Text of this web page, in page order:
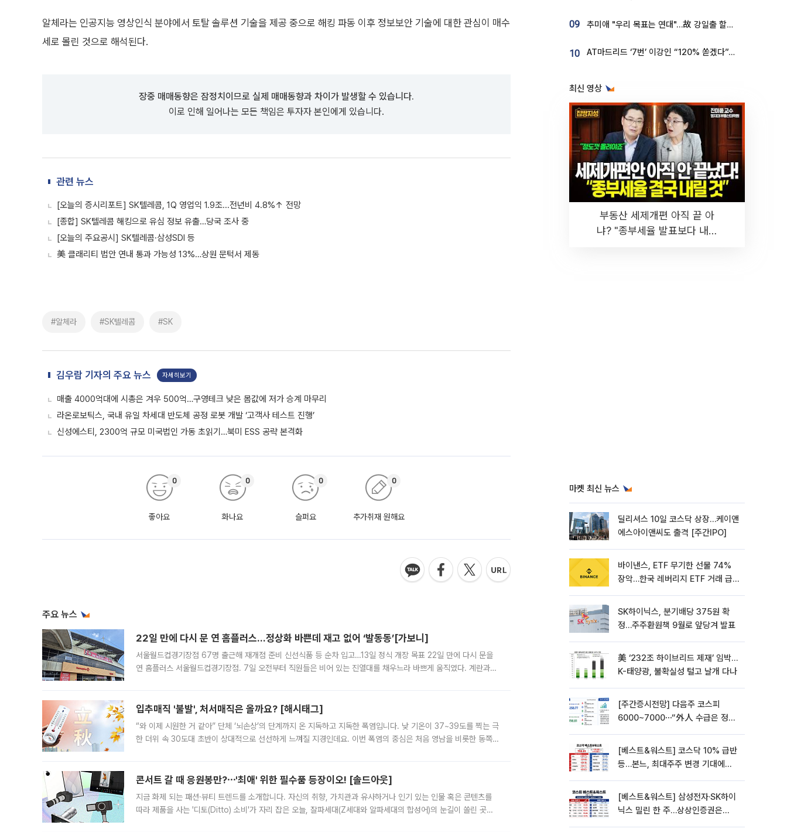
알체라는 인공지능 영상인식 분야에서 토탈 솔루션 기술을 제공 중으로 해킹 파동 이후 정보보안 기술에 대한 관심이 매수
세로 몰린 것으로 해석된다.
장중 매매동향은 잠정치이므로 실제 매매동향과 차이가 발생할 수 있습니다.
이로 인해 일어나는 모든 책임은 투자자 본인에게 있습니다.
관련 뉴스
[오늘의 증시리포트] SK텔레콤, 1Q 영업익 1.9조...전년비 4.8%↑ 전망
[종합] SK텔레콤 해킹으로 유심 정보 유출…당국 조사 중
[오늘의 주요공시] SK텔레콤·삼성SDI 등
美 클래리티 법안 연내 통과 가능성 13%…상원 문턱서 제동
#알체라 #SK텔레콤 #SK
김우람 기자의 주요 뉴스 자세히보기
매출 4000억대에 시총은 겨우 500억…구영테크 낮은 몸값에 저가 승계 마무리
라온로보틱스, 국내 유일 차세대 반도체 공정 로봇 개발 ‘고객사 테스트 진행’
신성에스티, 2300억 규모 미국법인 가동 초읽기…북미 ESS 공략 본격화
좋아요
0
화나요
0
슬퍼요
0
추가취재 원해요
0
주요 뉴스
22일 만에 다시 문 연 홈플러스…정상화 바쁜데 재고 없어 ‘발동동’[가보니]
서울월드컵경기장점 67명 출근해 재개점 준비 신선식품 등 순차 입고…13일 정식 개장 목표 22일 만에 다시 문을
연 홈플러스 서울월드컵경기장점. 7일 오전부터 직원들은 비어 있는 진열대를 채우느라 바쁘게 움직였다. 계란과
입추매직 '불발', 처서매직은 올까요? [해시태그]
“와 이제 시원한 거 같아” 단체 ‘뇌손상’의 단계까지 온 지독하고 지독한 폭염입니다. 낮 기온이 37~39도를 찍는 극
한 더위 속 30도대 초반이 상대적으로 선선하게 느껴질 지경인데요. 이번 폭염의 중심은 처음 영남을 비롯한 동쪽
콘서트 갈 때 응원봉만?⋯'최애' 위한 필수품 등장이오! [솔드아웃]
지금 화제 되는 패션·뷰티 트렌드를 소개합니다. 자신의 취향, 가치관과 유사하거나 인기 있는 인물 혹은 콘텐츠를
따라 제품을 사는 '디토(Ditto) 소비'가 자리 잡은 오늘, 잘파세대(Z세대와 알파세대의 합성어)의 눈길이 쏠린 곳은
09 추미애 "우리 목표는 연대"…故 강일출 할머니 흉상 제막
10 AT마드리드 ‘7번’ 이강인 “120% 쏟겠다”⋯시메오네 감독 “필요한 선수”
최신 영상
부동산 세제개편 아직 끝 아
냐? "종부세율 발표보다 내릴
마켓 최신 뉴스
딜리셔스 10일 코스닥 상장…케이앤
에스아이앤씨도 출격 [주간IPO]
바이낸스, ETF 무기한 선물 74%
장악…한국 레버리지 ETF 거래 급
SK하이닉스, 분기배당 375원 확
정…주주환원책 9월로 앞당겨 발표
美 ‘232조 하이브리드 제재’ 임박…
K-태양광, 불확실성 털고 날개 다나
[주간증시전망] 다음주 코스피
6000~7000⋯“外人 수급은 정책
[베스트&워스트] 코스닥 10% 급반
등…본느, 최대주주 변경 기대에
[베스트&워스트] 삼성전자·SK하이
닉스 밀린 한 주…상상인증권은